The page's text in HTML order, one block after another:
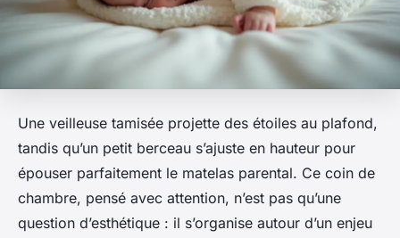
Une veilleuse tamisée projette des étoiles au plafond,
tandis qu’un petit berceau s’ajuste en hauteur pour
épouser parfaitement le matelas parental. Ce coin de
chambre, pensé avec attention, n’est pas qu’une
question d’esthétique : il s’organise autour d’un enjeu